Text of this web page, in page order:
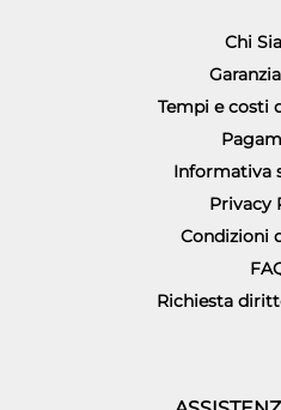
Chi
Tempi e costi
Informativa
Privacy
Condizioni
Richiesta